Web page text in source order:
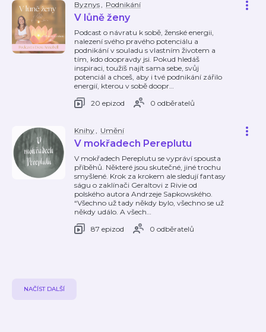
Byznys, Podnikání
V lůně ženy
Podcast o návratu k sobě, ženské energii,
nalezení svého pravého potenciálu a
podnikání v souladu s vlastním životem a
tím, kdo doopravdy jsi. Pokud hledáš
inspiraci, toužíš najít sama sebe, svůj
potenciál a chceš, aby i tvé podnikání zářilo
energií, kterou v sobě doopr…
20 epizod
0 odběratelů
Knihy, Umění
V mokřadech Pereplutu
V mokřadech Pereplutu se vypráví spousta
příběhů. Některé jsou skutečné, jiné trochu
smyšlené. Krok za krokem ale sledují fantasy
ságu o zaklínači Geraltovi z Rivie od
polského autora Andrzeje Sapkowského.
“Všechno už tady někdy bylo, všechno se už
někdy událo. A všech…
87 epizod
0 odběratelů
NAČÍST DALŠÍ